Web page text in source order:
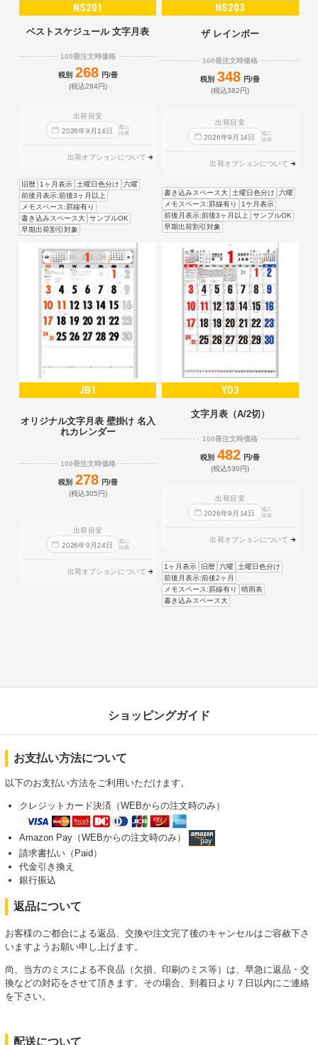
NS201
ベストスケジュール 文字月表
100冊注文時価格
税別 268 円/冊
(税込294円)
出荷目安
2026年9 月 14日
迄に
出荷
出荷オプションについて
旧暦 1ヶ月表示 土曜日色分け
六曜
前後月表示:前後3ヶ月以上
メモスペース:罫線有り
書き込みスペース大 サンプルOK
早期出荷割引対象
NS203
ザ レインボー
100冊注文時価格
税別 348 円/冊
(税込382円)
出荷目安
2026年9 月 14日
迄に
出荷
出荷オプションについて
書き込みスペース大 土曜日色分け
六曜
メモスペース:罫線有り
1ケ月表示
前後月表示:前後3ヶ月以上 サンプルOK
早期出荷割引対象
JB1
オリジナル文字月表 壁掛け 名入
れカレンダー
100冊注文時価格
税別 278 円/冊
(税込305円)
出荷目安
2026年9 月24日
迄に
出荷
出荷オプションについて
YD3
文字月表（A/2切）
100冊注文時価格
税別 482 円/冊
(税込530円)
出荷目安
2026年9 月 14日
迄に
出荷
出荷オプションについて
1ヶ月表示 旧暦 六曜 土曜日色分け
前後月表示:前後2ヶ月
メモスペース:罫線有り
晴雨表
書き込みスペース大
ショッピングガイド
お支払い方法について
以下のお支払い方法をご利用いただけます。
クレジットカード決済（WEBからの注文時のみ）
Amazon Pay（WEBからの注文時のみ）
請求書払い（Paid）
代金引き換え
銀行振込
返品について
お客様のご都合による返品、交換や注文完了後のキャンセルはご容赦下さ
いますようお願い申し上げます。
尚、当方のミスによる不良品（欠損、印刷のミス等）は、早急に返品・交
換などの対応をさせて頂きます。その場合、到着日より７日以内にご連絡
を下さい。
配送について